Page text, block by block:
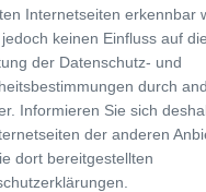
Internetseiten erkennbar
keinen Einfluss auf die
der Datenschutz- und
durch
Informieren Sie sich
der anderen
dort bereitgestellten